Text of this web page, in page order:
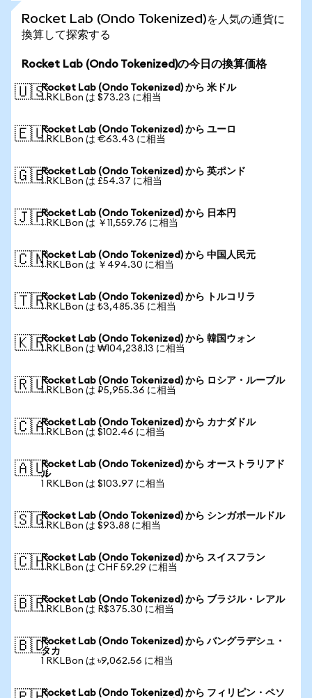
Rocket Lab (Ondo Tokenized)を人気の通貨に
換算して探索する
Rocket Lab (Ondo Tokenized)の今日の換算価格
🇺🇸Rocket Lab (Ondo Tokenized) から 米ドル
1 RKLBon は $73.23 に相当
🇪🇺Rocket Lab (Ondo Tokenized) から ユーロ
1 RKLBon は €63.43 に相当
🇬🇧Rocket Lab (Ondo Tokenized) から 英ポンド
1 RKLBon は £54.37 に相当
🇯🇵Rocket Lab (Ondo Tokenized) から 日本円
1 RKLBon は ￥11,559.76 に相当
🇨🇳Rocket Lab (Ondo Tokenized) から 中国人民元
1 RKLBon は ￥494.30 に相当
🇹🇷Rocket Lab (Ondo Tokenized) から トルコリラ
1 RKLBon は ₺3,485.35 に相当
🇰🇷Rocket Lab (Ondo Tokenized) から 韓国ウォン
1 RKLBon は ₩104,238.13 に相当
🇷🇺Rocket Lab (Ondo Tokenized) から ロシア・ルーブル
1 RKLBon は ₽5,955.36 に相当
🇨🇦Rocket Lab (Ondo Tokenized) から カナダドル
1 RKLBon は $102.46 に相当
🇦🇺Rocket Lab (Ondo Tokenized) から オーストラリアド
ル
1 RKLBon は $103.97 に相当
🇸🇬Rocket Lab (Ondo Tokenized) から シンガポールドル
1 RKLBon は $93.88 に相当
🇨🇭Rocket Lab (Ondo Tokenized) から スイスフラン
1 RKLBon は CHF 59.29 に相当
🇧🇷Rocket Lab (Ondo Tokenized) から ブラジル・レアル
1 RKLBon は R$375.30 に相当
🇧🇩Rocket Lab (Ondo Tokenized) から バングラデシュ・
タカ
1 RKLBon は ৳9,062.56 に相当
Rocket Lab (Ondo Tokenized) から フィリピン・ペソ